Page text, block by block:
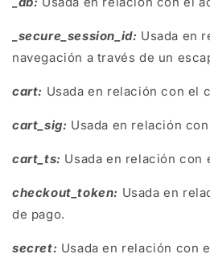
_secure_session_id: Usada en
navegación a través de un
cart: Usada en relación con el
cart_sig: Usada en relación
cart_ts: Usada en relación con
checkout_token: Usada en
de pago.
secret: Usada en relación con